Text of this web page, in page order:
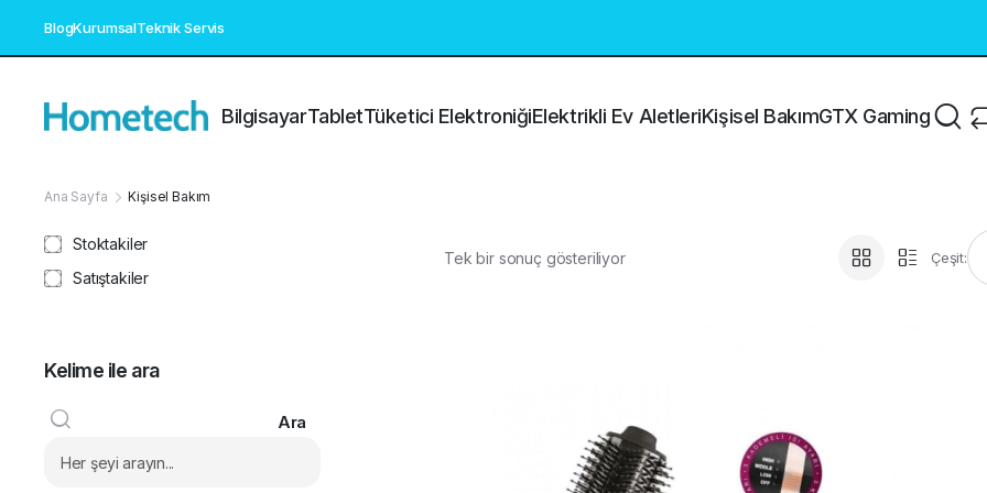
BlogKurumsalTeknik Servis
BilgisayarTabletTüketici ElektroniğiElektrikli Ev AletleriKişisel BakımGTX Gaming
Ana Sayfa Kişisel Bakım
Tek bir sonuç gösteriliyor Çeşit:
Stoktakiler
Satıştakiler
Kelime ile ara
Ara